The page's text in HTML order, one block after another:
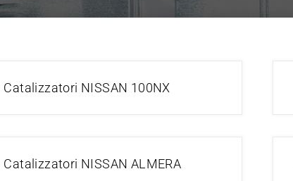
Catalizzatori NISSAN 100NX
Catalizzatori NISSAN ALMERA